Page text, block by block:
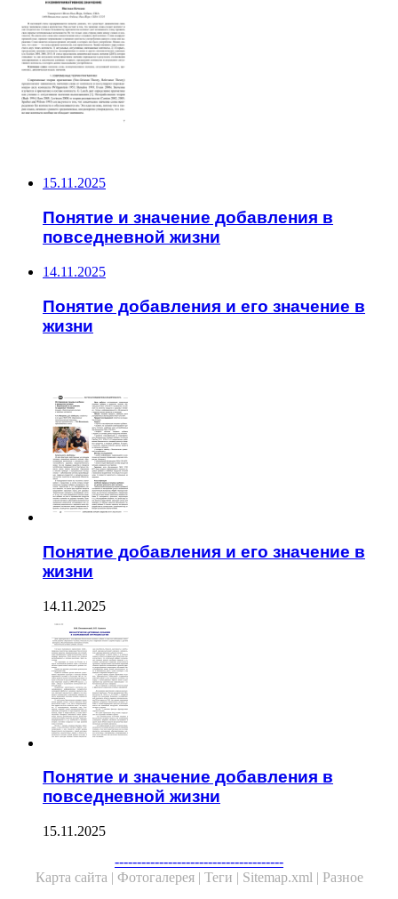
15.11.2025
Понятие и значение добавления в
повседневной жизни
14.11.2025
Понятие добавления и его значение в
жизни
Понятие добавления и его значение в
жизни
14.11.2025
Понятие и значение добавления в
повседневной жизни
15.11.2025
--------------------------------------
Карта сайта | Фотогалерея | Теги | Sitemap.xml | Разное